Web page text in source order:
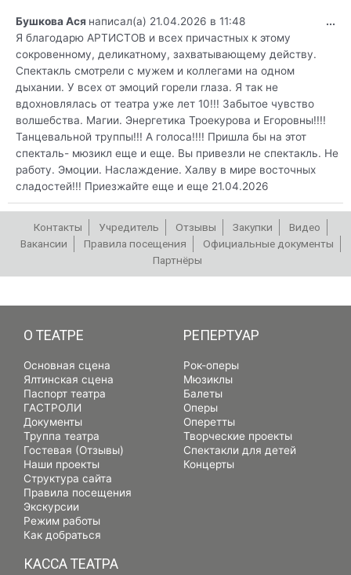
Бушкова Ася написал(а) 21.04.2026 в 11:48
Я благодарю АРТИСТОВ и всех причастных к этому
сокровенному, деликатному, захватывающему действу.
Спектакль смотрели с мужем и коллегами на одном
дыхании. У всех от эмоций горели глаза. Я так не
вдохновлялась от театра уже лет 10!!! Забытое чувство
волшебства. Магии. Энергетика Троекурова и Егоровны!!!!
Танцевальной труппы!!! А голоса!!!! Пришла бы на этот
спекталь- мюзикл еще и еще. Вы привезли не спектакль. Не
работу. Эмоции. Наслаждение. Халву в мире восточных
сладостей!!! Приезжайте еще и еще 21.04.2026
...
Контакты Учредитель Отзывы Закупки
Видео
Вакансии
Правила посещения
Официальные документы
Партнёры
О ТЕАТРЕ
Основная сцена
Ялтинская сцена
Паспорт театра
ГАСТРОЛИ
Документы
Труппа театра
Гостевая (Отзывы)
Наши проекты
Структура сайта
Правила посещения
Экскурсии
Режим работы
Как добраться
РЕПЕРТУАР
Рок-оперы
Мюзиклы
Балеты
Оперы
Оперетты
Творческие проекты
Спектакли для детей
Концерты
КАССА ТЕАТРА